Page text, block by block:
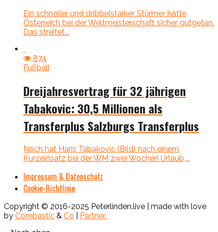
Ein schneller und dribbelstarker Stürmer hätte
Österreich bei der Weltmeisterschaft sicher gutgetan.
Das streitet...
874
Fußball
Dreijahresvertrag für 32 jährigen
Tabakovic: 30,5 Millionen als
Transferplus Salzburgs Transferplus
Noch hat Haris Tabakovic (Bild) nach einem
Kurzeinsatz bei der WM zwei Wochen Urlaub,...
Impressum & Datenschutz
Cookie-Richtlinie
Copyright © 2016-2025 Peterlinden.live | made with love
by Combastic & Co
Partner